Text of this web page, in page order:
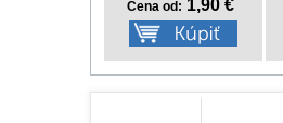
Cena od: 1,90 €